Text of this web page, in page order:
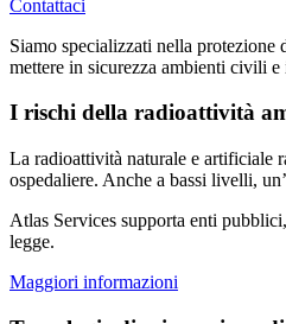
Contattaci
Siamo specializzati nella
mettere in sicurezza ambienti civili
I rischi della radioattività
La radioattività naturale e artificiale
ospedaliere. Anche a bassi livelli,
Atlas Services supporta enti
legge.
Maggiori informazioni